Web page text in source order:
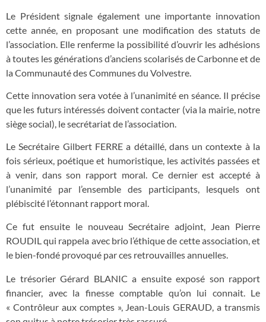
Le Président signale également une importante innovation
cette année, en proposant une modification des statuts de
l’association. Elle renferme la possibilité d’ouvrir les adhésions
à toutes les générations d’anciens scolarisés de Carbonne et de
la Communauté des Communes du Volvestre.
Cette innovation sera votée à l’unanimité en séance. Il précise
que les futurs intéressés doivent contacter (via la mairie, notre
siège social), le secrétariat de l’association.
Le Secrétaire Gilbert FERRE a détaillé, dans un contexte à la
fois sérieux, poétique et humoristique, les activités passées et
à venir, dans son rapport moral. Ce dernier est accepté à
l’unanimité par l’ensemble des participants, lesquels ont
plébiscité l’étonnant rapport moral.
Ce fut ensuite le nouveau Secrétaire adjoint, Jean Pierre
ROUDIL qui rappela avec brio l’éthique de cette association, et
le bien-fondé provoqué par ces retrouvailles annuelles.
Le trésorier Gérard BLANIC a ensuite exposé son rapport
financier, avec la finesse comptable qu’on lui connait. Le
« Contrôleur aux comptes », Jean-Louis GERAUD, a transmis